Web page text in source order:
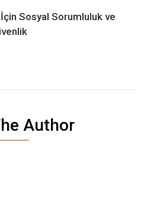
Sosyal Sorumluluk ve
Author